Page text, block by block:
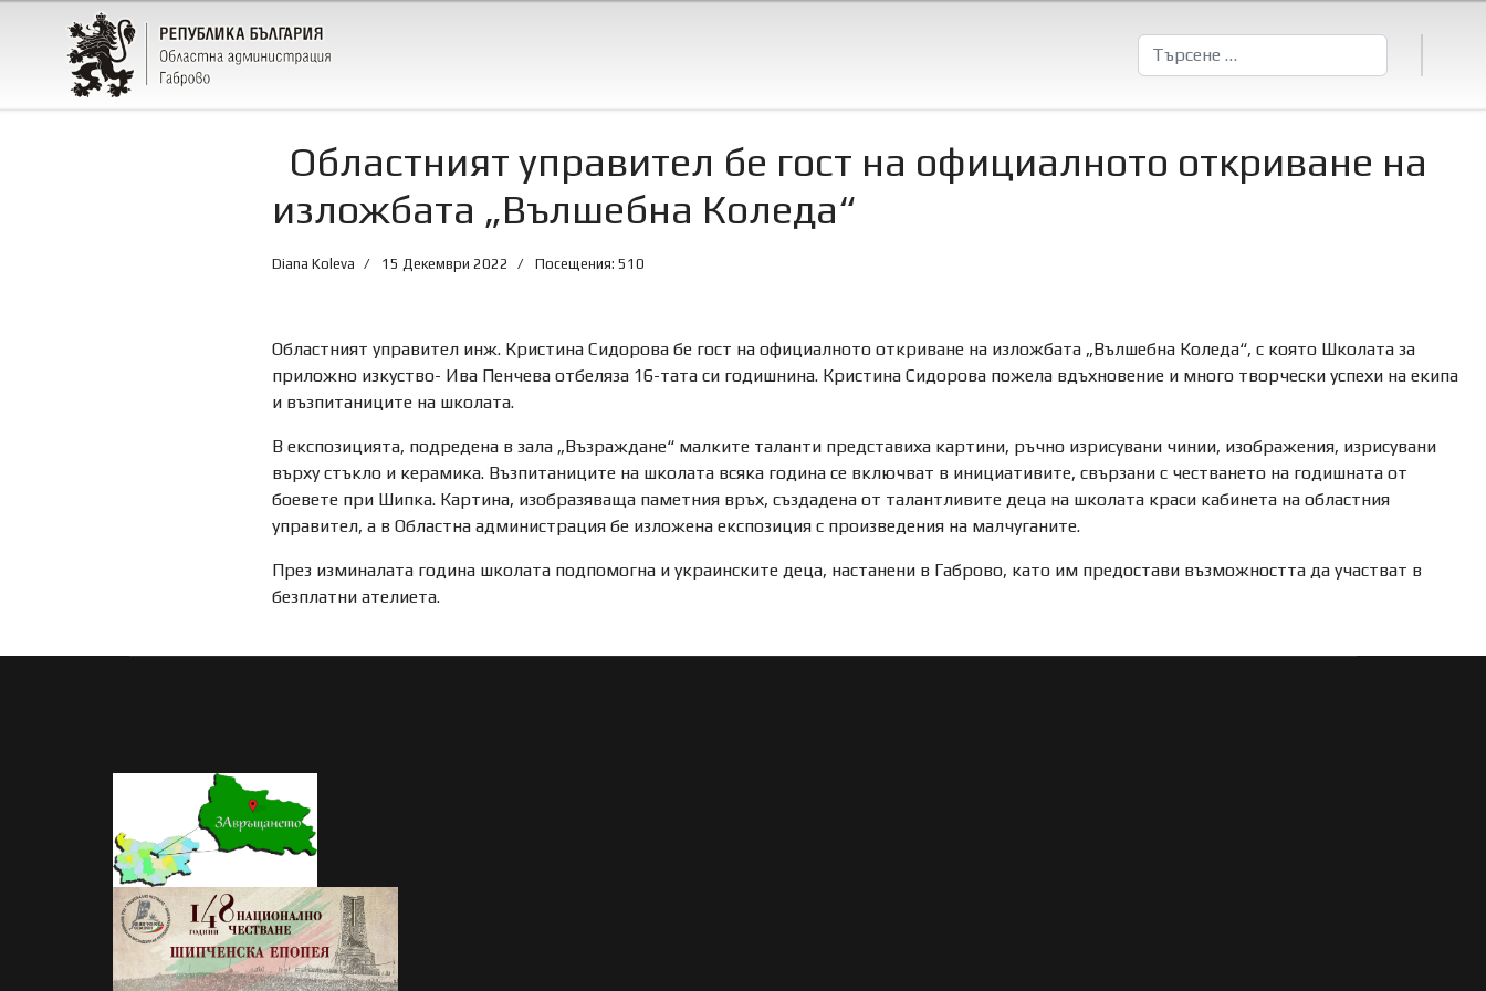
Търсене
Областният управител бе гост на официалното откриване на
изложбата „Вълшебна Коледа“
Diana Koleva 15 Декември 2022 Посещения: 510
Областният управител инж. Кристина Сидорова бе гост на официалното откриване на изложбата „Вълшебна Коледа“, с която Школата за
приложно изкуство- Ива Пенчева отбеляза 16-тата си годишнина. Кристина Сидорова пожела вдъхновение и много творчески успехи на екипа
и възпитаниците на школата.
В експозицията, подредена в зала „Възраждане“ малките таланти представиха картини, ръчно изрисувани чинии, изображения, изрисувани
върху стъкло и керамика. Възпитаниците на школата всяка година се включват в инициативите, свързани с честването на годишната от
боевете при Шипка. Картина, изобразяваща паметния връх, създадена от талантливите деца на школата краси кабинета на областния
управител, а в Областна администрация бе изложена експозиция с произведения на малчуганите.
През изминалата година школата подпомогна и украинските деца, настанени в Габрово, като им предостави възможността да участват в
безплатни ателиета.